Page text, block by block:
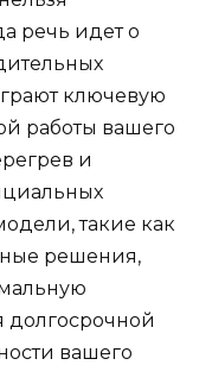
речь идет о
ключевую
работы вашего
и
такие как
решения,
долгосрочной
вашего